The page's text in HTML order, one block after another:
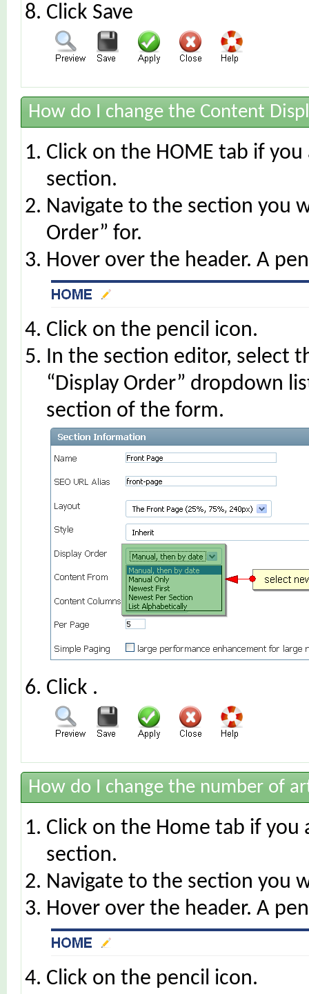
Click Save
How do I change the Content
Click on the HOME tab if
section.
Navigate to the section you
Order” for.
Hover over the header. A
Click on the pencil icon.
In the section editor, select
“Display Order” dropdown
section of the form.
Click .
How do I change the number of
Click on the Home tab if you
section.
Navigate to the section you
Hover over the header. A
Click on the pencil icon.